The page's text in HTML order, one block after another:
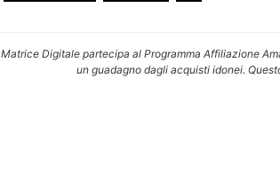
Matrice Digitale partecipa al Programma Affiliazione
un guadagno dagli acquisti idonei.